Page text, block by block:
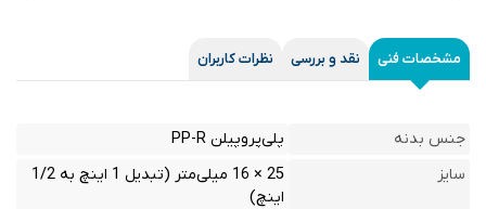
مشخصات فنی نقد و بررسی نظرات کاربران
جنس بدنه
پلی‌پروپیلن PP-R
سایز
25 × 16 میلی‌متر (تبدیل 1 اینچ به 1/2
اینچ)